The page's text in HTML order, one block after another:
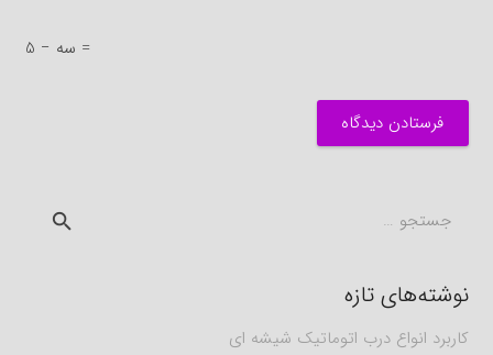
5 − سه =
فرستادن دیدگاه
برای:
نوشته‌های تازه
کاربرد انواع درب اتوماتیک شیشه ای